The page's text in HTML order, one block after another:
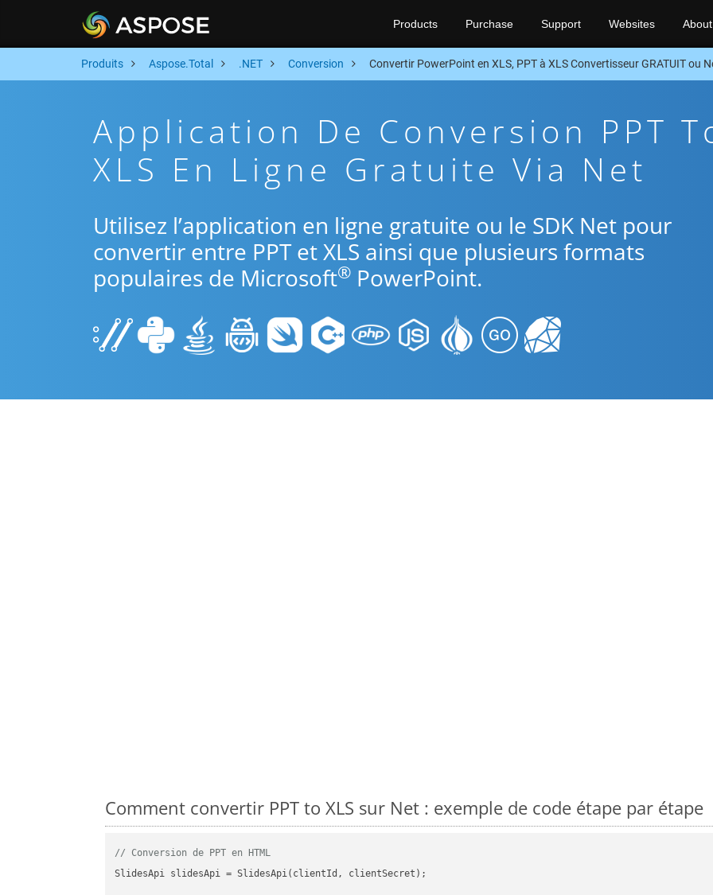
Products Purchase Support Websites About
Produits Aspose.Total .NET Conversion Convertir PowerPoint en XLS, PPT à XLS Convertisseur GRATUIT ou
Application De Conversion PPT
XLS En Ligne Gratuite Via Net
Utilisez l’application en ligne gratuite ou le SDK Net pour
convertir entre PPT et XLS ainsi que plusieurs formats
populaires de Microsoft® PowerPoint.
Comment convertir PPT to XLS sur Net : exemple de code étape par étape
// Conversion de PPT en HTML
SlidesApi slidesApi = SlidesApi(clientId, clientSecret);